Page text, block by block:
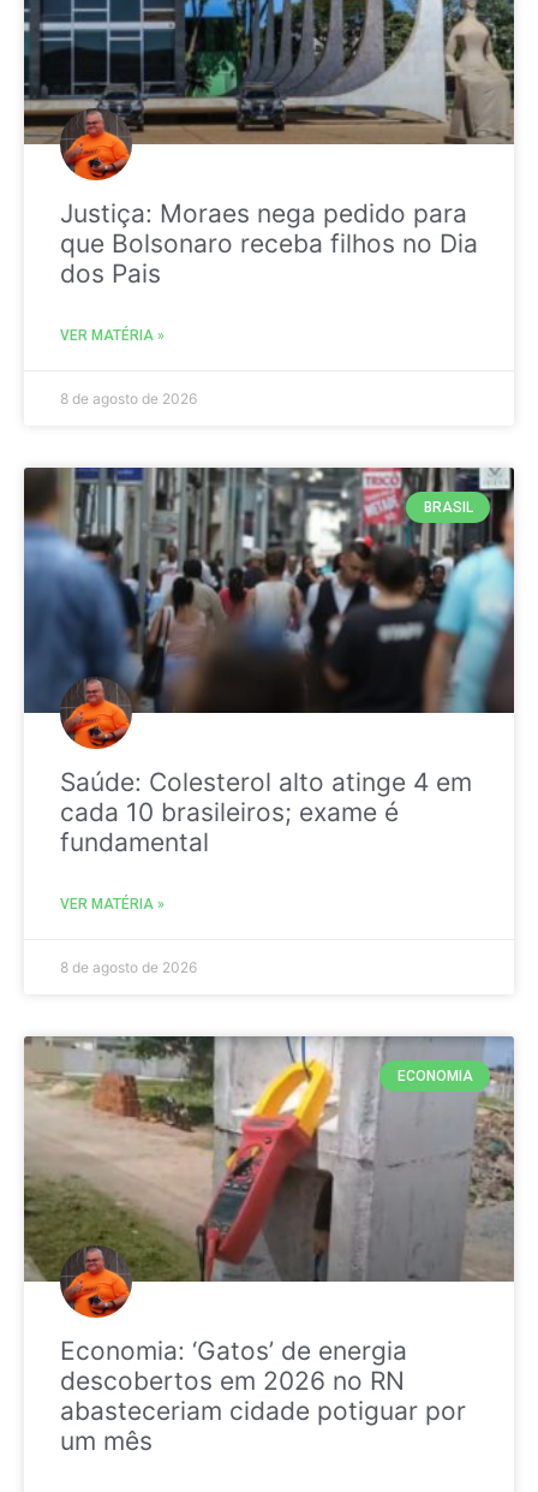
Justiça: Moraes nega pedido para
que Bolsonaro receba filhos no Dia
dos Pais
VER MATÉRIA »
8 de agosto de 2026
BRASIL
Saúde: Colesterol alto atinge 4 em
cada 10 brasileiros; exame é
fundamental
VER MATÉRIA »
8 de agosto de 2026
ECONOMIA
Economia: ‘Gatos’ de energia
descobertos em 2026 no RN
abasteceriam cidade potiguar por
um mês